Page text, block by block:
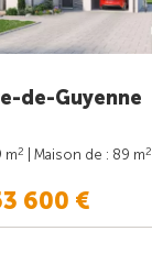
de-Guyenne
m2 | Maison de : 89 m2
600 €